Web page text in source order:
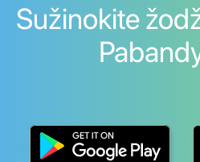
Sužinokite